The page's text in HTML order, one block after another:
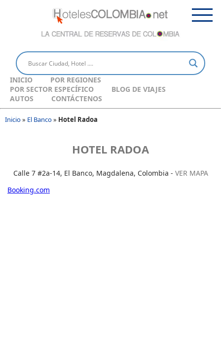
INICIO
POR REGIONES
POR SECTOR ESPECÍFICO
BLOG DE VIAJES
AUTOS
CONTÁCTENOS
Inicio» El Banco» Hotel Radoa
HOTEL RADOA
Calle 7 #2a-14, El Banco, Magdalena, Colombia - VER MAPA
Booking.com